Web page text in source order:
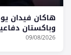
هاكان فيدان
وباكستان
09/08/2026